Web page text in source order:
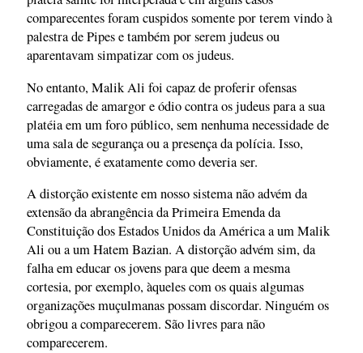
comparecentes foram cuspidos somente por terem vindo à
palestra de Pipes e também por serem judeus ou
aparentavam simpatizar com os judeus.
No entanto, Malik Ali foi capaz de proferir ofensas
carregadas de amargor e ódio contra os judeus para a sua
platéia em um foro público, sem nenhuma necessidade de
uma sala de segurança ou a presença da polícia. Isso,
obviamente, é exatamente como deveria ser.
A distorção existente em nosso sistema não advém da
extensão da abrangência da Primeira Emenda da
Constituição dos Estados Unidos da América a um Malik
Ali ou a um Hatem Bazian. A distorção advém sim, da
falha em educar os jovens para que deem a mesma
cortesia, por exemplo, àqueles com os quais algumas
organizações muçulmanas possam discordar. Ninguém os
obrigou a comparecerem. São livres para não
comparecerem.